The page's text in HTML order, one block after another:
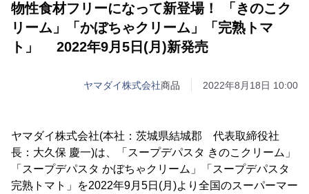
物性食材フリーになって新登場！ 「きのこク
リーム」「かぼちゃクリーム」「完熟トマ
ト」 2022年9月5日(月)新発売
ヤマダイ株式会社商品 2022年8月18日 10:00
ヤマダイ株式会社(本社：茨城県結城郡 代表取締役社
長：大久保 慶一)は、「スープデパスタ きのこクリーム」
「スープデパスタ かぼちゃクリーム」「スープデパスタ
完熟トマト」を2022年9月5日(月)より全国のスーパーマー